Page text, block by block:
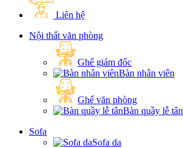
Liên hệ
Nội thất văn phòng
Ghế giám đốc
Bàn nhân viên
Ghế văn phòng
Bàn quầy lễ tân
Sofa
Sofa da